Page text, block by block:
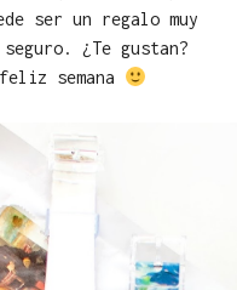
ser un regalo muy
¿Te gustan?
semana